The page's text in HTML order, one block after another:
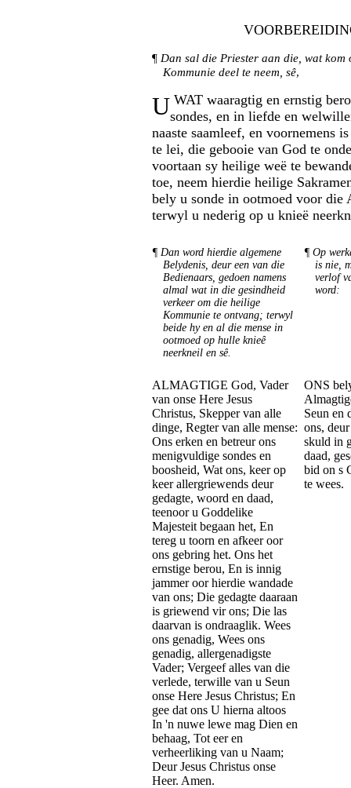
¶ Dan sal die Priester aan die, wat kom
Kommunie deel te neem, sê,
U WAT waaragtig en ernstig
sondes, en in liefde en
naaste saamleef, en voornemens
te lei, die gebooie van God te
voortaan sy heilige weë te
toe, neem hierdie heilige
bely u sonde in ootmoed voor die
terwyl u nederig op u knieë
¶ Dan word hierdie algemene
Belydenis, deur een van die
Bedienaars, gedoen namens
almal wat in die gesindheid
verkeer om die heilige
Kommunie te ontvang; terwyl
beide hy en al die mense in
ootmoed op hulle knieê
neerkneil en sê.
¶ Op
is nie,
verlof
word:
ALMAGTIGE God, Vader
van onse Here Jesus
Christus, Skepper van alle
dinge, Regter van alle mense:
Ons erken en betreur ons
menigvuldige sondes en
boosheid, Wat ons, keer op
keer allergriewends deur
gedagte, woord en daad,
teenoor u Goddelike
Majesteit begaan het, En
tereg u toorn en afkeer oor
ons gebring het. Ons het
ernstige berou, En is innig
jammer oor hierdie wandade
van ons; Die gedagte daaraan
is griewend vir ons; Die las
daarvan is ondraaglik. Wees
ons genadig, Wees ons
genadig, allergenadigste
Vader; Vergeef alles van die
verlede, terwille van u Seun
onse Here Jesus Christus; En
gee dat ons U hierna altoos
In 'n nuwe lewe mag Dien en
behaag, Tot eer en
verheerliking van u Naam;
Deur Jesus Christus onse
Heer. Amen.
ONS
Seun en
ons,
skuld in
daad,
bid on s
te wees.